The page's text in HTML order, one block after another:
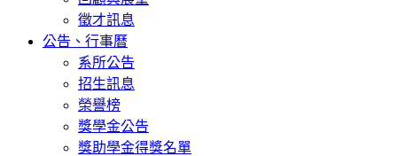
徵才訊息
公告、行事曆
系所公告
招生訊息
榮譽榜
獎學金公告
獎助學金得獎名單